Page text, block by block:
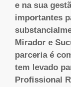
e na sua
importantes
Mirador e
parceria é
tem levado
Profissional